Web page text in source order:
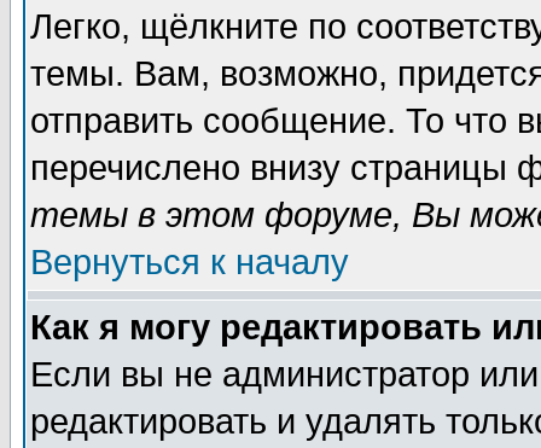
Легко, щёлкните по
темы. Вам, возможно,
отправить сообщение. То что
перечислено внизу страницы
темы в этом форуме, Вы
Вернуться к началу
Как я могу редактировать
Если вы не администратор
редактировать и удалять